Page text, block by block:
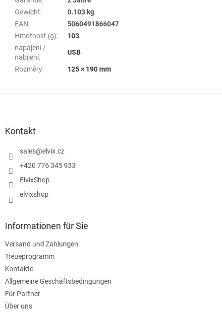
Gewicht:
0.103 kg
EAN:
5060491866047
Hmotnost (g):
103
napájení /
nabíjení:
USB
Rozměry: 125 × 190 mm
Kontakt
sales@elvix.cz
+420 776 345 933
ElvixShop
elvixshop
Informationen für Sie
Versand und Zahlungen
Treueprogramm
Kontakte
Allgemeine Geschäftsbedingungen
Für Partner
Über uns